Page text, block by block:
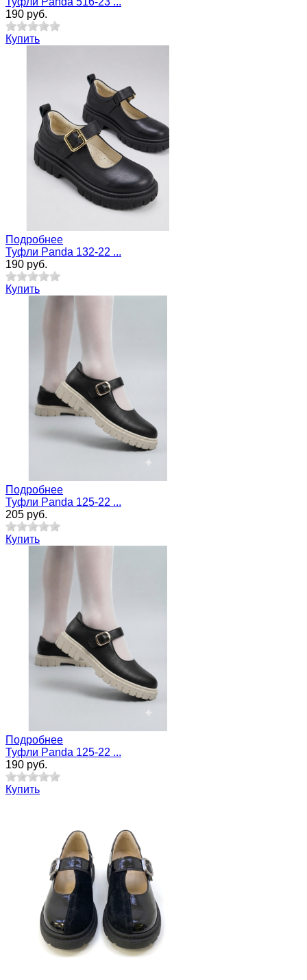
190 руб.
Купить
Подробнее
Туфли Pandа 132-22 ...
190 руб.
Купить
Подробнее
Туфли Panda 125-22 ...
205 руб.
Купить
Подробнее
Туфли Panda 125-22 ...
190 руб.
Купить